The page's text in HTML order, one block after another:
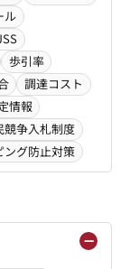
ル
歩引率
調達コスト
情報
競争入札制度
ング防止対策